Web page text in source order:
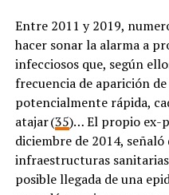
Entre 2011 y 2019,
hacer sonar la alarma a
infecciosos que, según
frecuencia de aparición
potencialmente rápida,
atajar (35)… El propio ex-
diciembre de 2014,
infraestructuras
posible llegada de una